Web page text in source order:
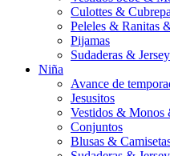
Culottes &
Peleles & Ranitas
Pijamas
Sudaderas &
Niña
Avance de
Jesusitos
Vestidos & Monos
Conjuntos
Blusas &